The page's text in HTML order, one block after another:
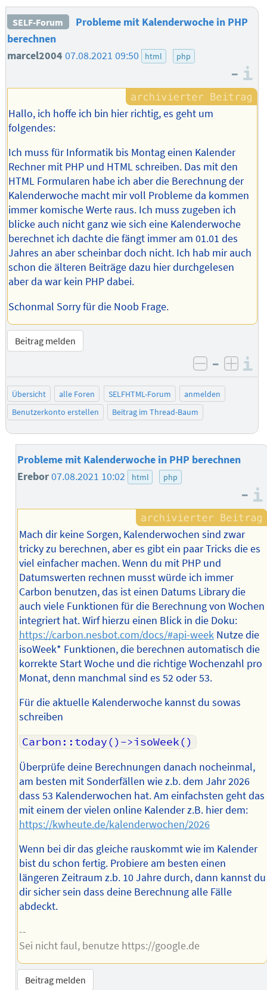
SELF-Forum
Probleme mit Kalenderwoche in PHP
berechnen
marcel2004 07.08.2021 09:50 html php
–
Hallo, ich hoffe ich bin hier richtig, es geht um
folgendes:
Ich muss für Informatik bis Montag einen Kalender
Rechner mit PHP und HTML schreiben. Das mit den
HTML Formularen habe ich aber die Berechnung der
Kalenderwoche macht mir voll Probleme da kommen
immer komische Werte raus. Ich muss zugeben ich
blicke auch nicht ganz wie sich eine Kalenderwoche
berechnet ich dachte die fängt immer am 01.01 des
Jahres an aber scheinbar doch nicht. Ich hab mir auch
schon die älteren Beiträge dazu hier durchgelesen
aber da war kein PHP dabei.
Schonmal Sorry für die Noob Frage.
Beitrag melden
negativ
–
Übersicht alle Foren SELFHTML-Forum
anmelden
Benutzerkonto erstellen
Beitrag im Thread-Baum
Probleme mit Kalenderwoche in PHP berechnen
Erebor07.08.2021 10:02 html php
–
Mach dir keine Sorgen, Kalenderwochen sind zwar
tricky zu berechnen, aber es gibt ein paar Tricks die es
viel einfacher machen. Wenn du mit PHP und
Datumswerten rechnen musst würde ich immer
Carbon benutzen, das ist einen Datums Library die
auch viele Funktionen für die Berechnung von Wochen
integriert hat. Wirf hierzu einen Blick in die Doku:
https://carbon.nesbot.com/docs/#api-weekNutze die
isoWeek* Funktionen, die berechnen automatisch die
korrekte Start Woche und die richtige Wochenzahl pro
Monat, denn manchmal sind es 52 oder 53.
Für die aktuelle Kalenderwoche kannst du sowas
schreiben
Carbon::today()->isoWeek()
Überprüfe deine Berechnungen danach nocheinmal,
am besten mit Sonderfällen wie z.b. dem Jahr 2026
dass 53 Kalenderwochen hat. Am einfachsten geht das
mit einem der vielen online Kalender z.B. hier dem:
https://kwheute.de/kalenderwochen/2026
Wenn bei dir das gleiche rauskommt wie im Kalender
bist du schon fertig. Probiere am besten einen
längeren Zeitraum z.b. 10 Jahre durch, dann kannst du
dir sicher sein dass deine Berechnung alle Fälle
abdeckt.
--
Sei nicht faul, benutze https://google.de
Beitrag melden